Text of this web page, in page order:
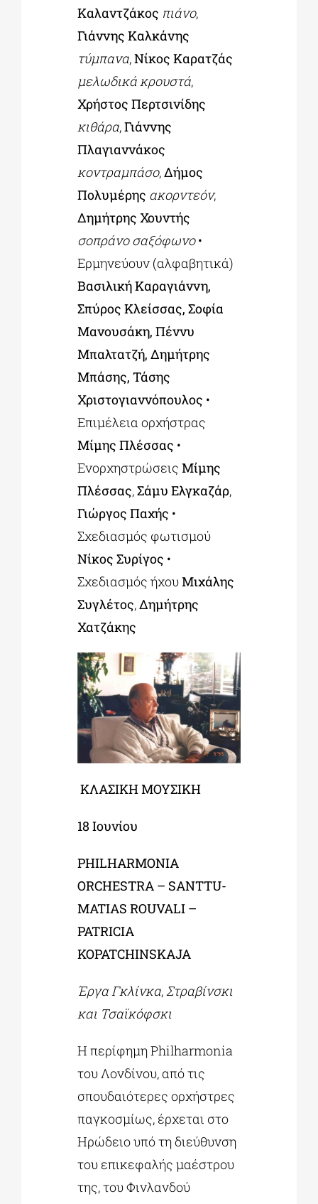
Καλαντζάκος πιάνο,
Γιάννης Καλκάνης
τύμπανα,Νίκος Καρατζάς
μελωδικά κρουστά,
Χρήστος Περτσινίδης
κιθάρα,Γιάννης
Πλαγιαννάκος
κοντραμπάσο,Δήμος
Πολυμέρης ακορντεόν,
Δημήτρης Χουντής
σοπράνο σαξόφωνο•
Ερμηνεύουν (αλφαβητικά)
Βασιλική Καραγιάννη,
Σπύρος Κλείσσας, Σοφία
Μανουσάκη, Πέννυ
Μπαλτατζή, Δημήτρης
Μπάσης, Τάσης
Χριστογιαννόπουλος •
Επιμέλεια ορχήστρας
Μίμης Πλέσσας •
ΕνορχηστρώσειςΜίμης
Πλέσσας,Σάμυ Ελγκαζάρ,
Γιώργος Παχής •
Σχεδιασμός φωτισμού
Νίκος Συρίγος •
Σχεδιασμός ήχουΜιχάλης
Συγλέτος,Δημήτρης
Χατζάκης
ΚΛΑΣΙΚΗΜΟΥΣΙΚΗ
18Ιουνίου
PHILHARMONIA
ORCHESTRA – SANTTU-
MATIAS ROUVALI –
PATRICIA
KOPATCHINSKAJA
Έργα Γκλίνκα,Στραβίνσκι
και Τσαϊκόφσκι
Η περίφημη Philharmonia
του Λονδίνου, από τις
σπουδαιότερες ορχήστρες
παγκοσμίως, έρχεται στο
Ηρώδειο υπό τη διεύθυνση
του επικεφαλής μαέστρου
της, του Φινλανδού